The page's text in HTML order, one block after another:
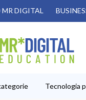
DIGITAL
Tecnologia